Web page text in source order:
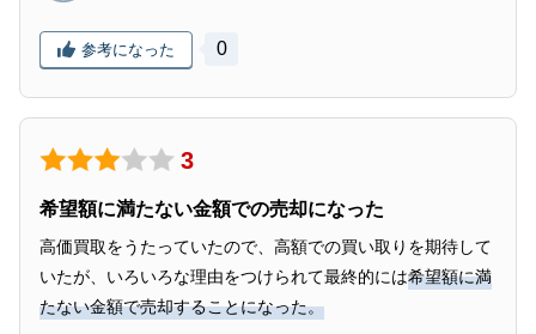
参考になった 0
3
希望額に満たない金額での売却になった
高価買取をうたっていたので、高額での買い取りを期待して
いたが、いろいろな理由をつけられて最終的には希望額に満
たない金額で売却することになった。